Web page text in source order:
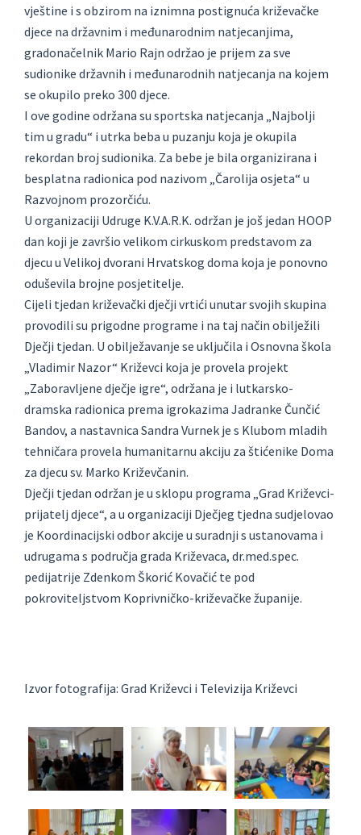
vještine i s obzirom na iznimna postignuća križevačke
djece na državnim i međunarodnim natjecanjima,
gradonačelnik Mario Rajn održao je prijem za sve
sudionike državnih i međunarodnih natjecanja na kojem
se okupilo preko 300 djece.
I ove godine održana su sportska natjecanja „Najbolji
tim u gradu“ i utrka beba u puzanju koja je okupila
rekordan broj sudionika. Za bebe je bila organizirana i
besplatna radionica pod nazivom „Čarolija osjeta“ u
Razvojnom prozorčiću.
U organizaciji Udruge K.V.A.R.K. održan je još jedan HOOP
dan koji je završio velikom cirkuskom predstavom za
djecu u Velikoj dvorani Hrvatskog doma koja je ponovno
oduševila brojne posjetitelje.
Cijeli tjedan križevački dječji vrtići unutar svojih skupina
provodili su prigodne programe i na taj način obilježili
Dječji tjedan. U obilježavanje se uključila i Osnovna škola
„Vladimir Nazor“ Križevci koja je provela projekt
„Zaboravljene dječje igre“, održana je i lutkarsko-
dramska radionica prema igrokazima Jadranke Čunčić
Bandov, a nastavnica Sandra Vurnek je s Klubom mladih
tehničara provela humanitarnu akciju za štićenike Doma
za djecu sv. Marko Križevčanin.
Dječji tjedan održan je u sklopu programa „Grad Križevci-
prijatelj djece“, a u organizaciji Dječjeg tjedna sudjelovao
je Koordinacijski odbor akcije u suradnji s ustanovama i
udrugama s područja grada Križevaca, dr.med.spec.
pedijatrije Zdenkom Škorić Kovačić te pod
pokroviteljstvom Koprivničko-križevačke županije.
Izvor fotografija: Grad Križevci i Televizija Križevci